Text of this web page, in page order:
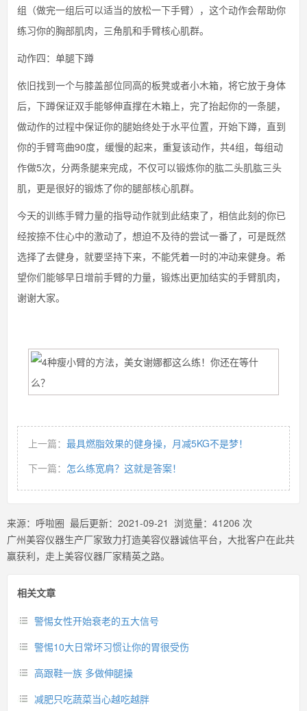
组（做完一组后可以适当的放松一下手臂），这个动作会帮助你
练习你的胸部肌肉，三角肌和手臂核心肌群。
动作四：单腿下蹲
依旧找到一个与膝盖部位同高的板凳或者小木箱，将它放于身体
后，下蹲保证双手能够伸直撑在木箱上，完了抬起你的一条腿，
做动作的过程中保证你的腿始终处于水平位置，开始下蹲，直到
你的手臂弯曲90度，缓慢的起来，重复该动作，共4组，每组动
作做5次，分两条腿来完成，不仅可以锻炼你的肱二头肌肱三头
肌，更是很好的锻炼了你的腿部核心肌群。
今天的训练手臂力量的指导动作就到此结束了，相信此刻的你已
经按捺不住心中的激动了，想迫不及待的尝试一番了，可是既然
选择了去健身，就要坚持下来，不能凭着一时的冲动来健身。希
望你们能够早日增前手臂的力量，锻炼出更加结实的手臂肌肉，
谢谢大家。
上一篇： 最具燃脂效果的健身操，月减5KG不是梦！
下一篇： 怎么练宽肩？这就是答案！
来源： 呼啦圈 最后更新： 2021-09-21 浏览量： 41206 次
广州美容仪器生产厂家致力打造美容仪器诚信平台，大批客户在此共
赢获利，走上美容仪器厂家精英之路。
相关文章
警惕女性开始衰老的五大信号
警惕10大日常坏习惯让你的胃很受伤
高跟鞋一族 多做伸腿操
减肥只吃蔬菜当心越吃越胖